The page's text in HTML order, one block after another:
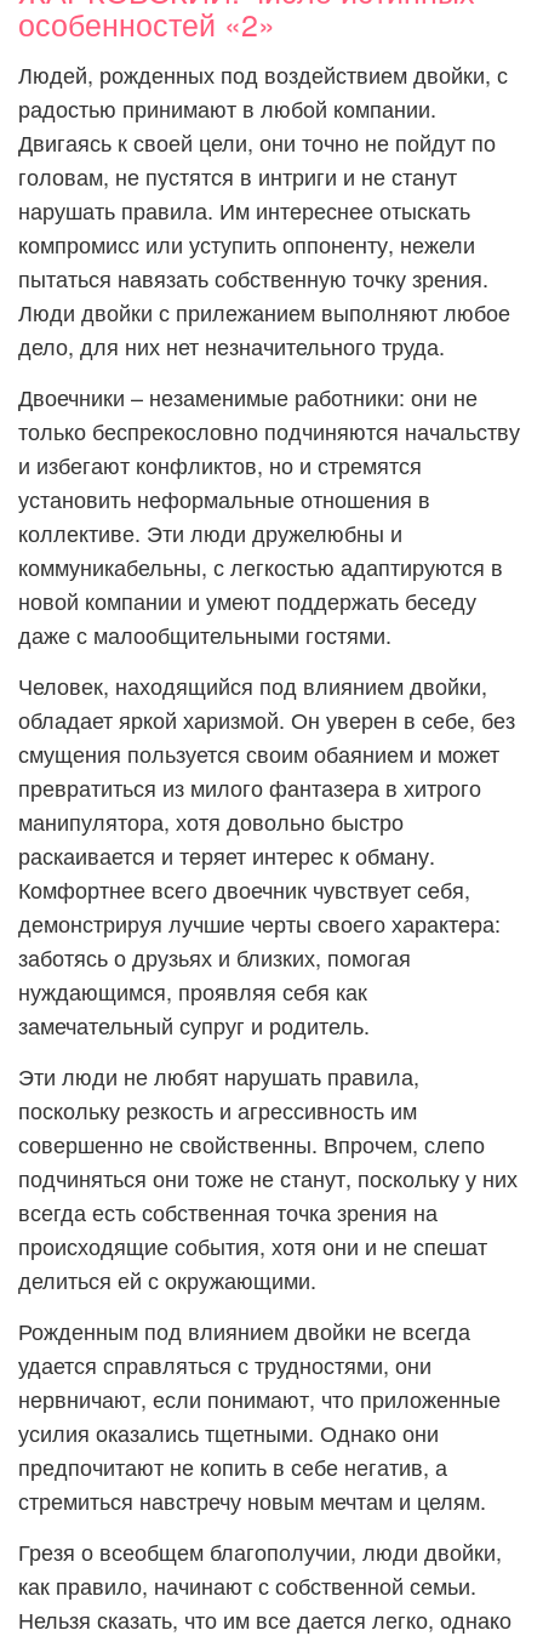
особенностей «2»
Людей, рожденных под воздействием двойки, с
радостью принимают в любой компании.
Двигаясь к своей цели, они точно не пойдут по
головам, не пустятся в интриги и не станут
нарушать правила. Им интереснее отыскать
компромисс или уступить оппоненту, нежели
пытаться навязать собственную точку зрения.
Люди двойки с прилежанием выполняют любое
дело, для них нет незначительного труда.
Двоечники – незаменимые работники: они не
только беспрекословно подчиняются начальству
и избегают конфликтов, но и стремятся
установить неформальные отношения в
коллективе. Эти люди дружелюбны и
коммуникабельны, с легкостью адаптируются в
новой компании и умеют поддержать беседу
даже с малообщительными гостями.
Человек, находящийся под влиянием двойки,
обладает яркой харизмой. Он уверен в себе, без
смущения пользуется своим обаянием и может
превратиться из милого фантазера в хитрого
манипулятора, хотя довольно быстро
раскаивается и теряет интерес к обману.
Комфортнее всего двоечник чувствует себя,
демонстрируя лучшие черты своего характера:
заботясь о друзьях и близких, помогая
нуждающимся, проявляя себя как
замечательный супруг и родитель.
Эти люди не любят нарушать правила,
поскольку резкость и агрессивность им
совершенно не свойственны. Впрочем, слепо
подчиняться они тоже не станут, поскольку у них
всегда есть собственная точка зрения на
происходящие события, хотя они и не спешат
делиться ей с окружающими.
Рожденным под влиянием двойки не всегда
удается справляться с трудностями, они
нервничают, если понимают, что приложенные
усилия оказались тщетными. Однако они
предпочитают не копить в себе негатив, а
стремиться навстречу новым мечтам и целям.
Грезя о всеобщем благополучии, люди двойки,
как правило, начинают с собственной семьи.
Нельзя сказать, что им все дается легко, однако